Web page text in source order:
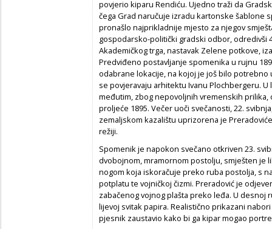
povjerio kiparu Rendiću. Ujedno traži da
čega Grad naručuje izradu kartonske šablone
pronašlo najprikladnije mjesto za njegov
gospodarsko-politički gradski odbor, odredivši
Akademičkog trga, nastavak Zelene potkove,
Predviđeno postavljanje spomenika u rujnu
odabrane lokacije, na kojoj je još bilo
se povjeravaju arhitektu Ivanu Plochbergeru.
međutim, zbog nepovoljnih vremenskih
proljeće 1895. Večer uoči svečanosti, 22.
zemaljskom kazalištu uprizorena je
režiji.
Spomenik je napokon svečano otkriven 23.
dvobojnom, mramornom postolju, smješten je
nogom koja iskoračuje preko ruba postolja, s
potplatu te vojničkoj čizmi. Preradović je
zabačenog vojnog plašta preko leđa. U desnoj
lijevoj svitak papira. Realistično prikazani
pjesnik zaustavio kako bi ga kipar mogao